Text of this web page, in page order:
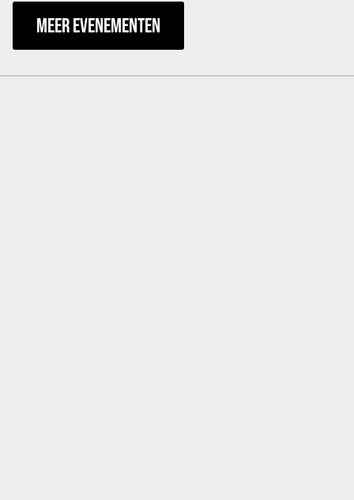
MEER EVENEMENTEN